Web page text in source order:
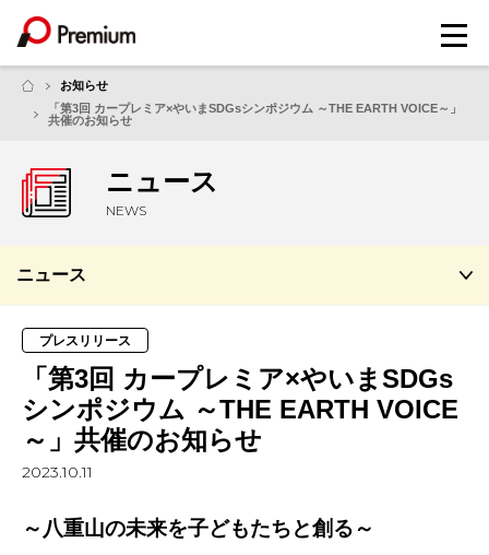
メ
ニ
お知らせ
「第3回 カープレミア×やいまSDGsシンポジウム ～THE EARTH VOICE～」
共催のお知らせ
ニュース
NEWS
ニュース
プレスリリース
「第3回 カープレミア×やいまSDGs
シンポジウム ～THE EARTH VOICE
～」共催のお知らせ
2023.10.11
～八重山の未来を子どもたちと創る～